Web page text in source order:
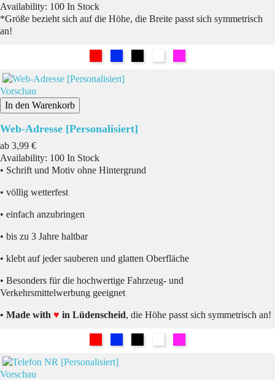
Availability: 100 In Stock
*Größe bezieht sich auf die Höhe, die Breite passt sich symmetrisch
an!
Vorschau
In den Warenkorb
Web-Adresse [Personalisiert]
ab Preis
3,99 €
Availability: 100 In Stock
• Schrift und Motiv ohne Hintergrund
• völlig wetterfest
• einfach anzubringen
• bis zu 3 Jahre haltbar
• klebt auf jeder sauberen und glatten Oberfläche
• Besonders für die hochwertige Fahrzeug- und
Verkehrsmittelwerbung geeignet
• Made with ♥ in Lüdenscheid, die Höhe passt sich symmetrisch an!
Vorschau